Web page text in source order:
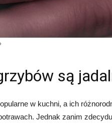
są
w kuchni, a ich
Jednak zanim